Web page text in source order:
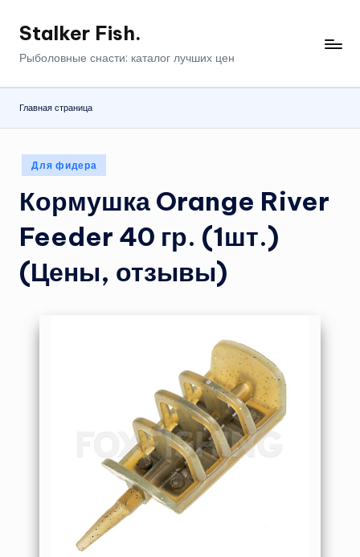
Перейти
Stalker Fish.
Рыболовные снасти: каталог лучших цен
Главная страница
Опубликовано
в
Для фидера
Кормушка Orange River
Feeder 40 гр. (1шт.)
(Цены, отзывы)